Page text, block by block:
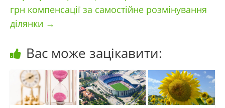
грн компенсації за самостійне розмінування
ділянки →
Вас може зацікавити: